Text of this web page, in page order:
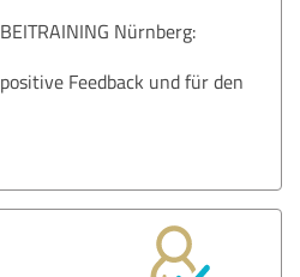
Nürnberg:
Feedback und für den